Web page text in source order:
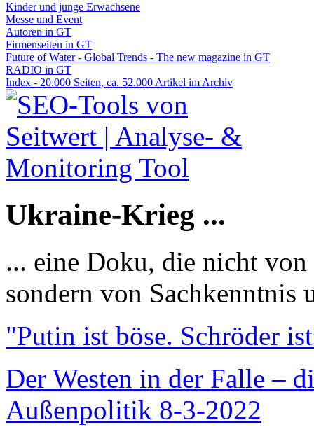
Kinder und junge Erwachsene
Messe und Event
Autoren in GT
Firmenseiten in GT
Future of Water - Global Trends - The new magazine in GT
RADIO in GT
Index - 20.000 Seiten, ca. 52.000 Artikel im Archiv
Ukraine-Krieg ...
... eine Doku, die nicht
sondern von Sachkenntnis
"Putin ist böse. Schröder
Der Westen in der Falle –
Außenpolitik 8-3-2022